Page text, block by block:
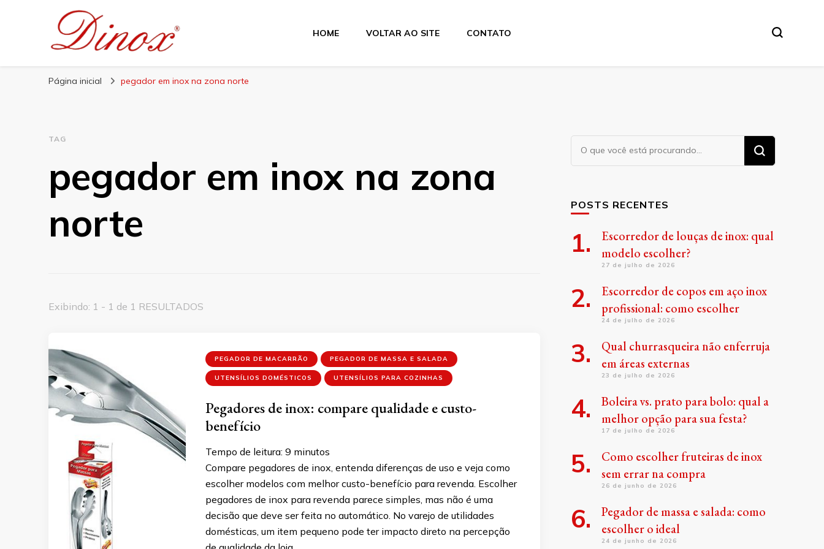
Blog Dinox
HOME VOLTAR AO SITE CONTATO
Página inicial pegador em inox na zona norte
TAG
pegador em inox na zona
norte
Exibindo: 1 - 1 de 1 RESULTADOS
PEGADOR DE MACARRÃO PEGADOR DE MASSA E SALADA
UTENSÍLIOS DOMÉSTICOS UTENSÍLIOS PARA COZINHAS
Pegadores de inox: compare qualidade e custo-
benefício
Tempo de leitura: 9 minutos
Compare pegadores de inox, entenda diferenças de uso e veja como
escolher modelos com melhor custo-benefício para revenda. Escolher
pegadores de inox para revenda parece simples, mas não é uma
decisão que deve ser feita no automático. No varejo de utilidades
domésticas, um item pequeno pode ter impacto direto na percepção
Procurando
algo?
POSTS RECENTES
Escorredor de louças de inox: qual
modelo escolher?
27 de julho de 2026
Escorredor de copos em aço inox
profissional: como escolher
24 de julho de 2026
Qual churrasqueira não enferruja
em áreas externas
23 de julho de 2026
Boleira vs. prato para bolo: qual a
melhor opção para sua festa?
17 de julho de 2026
Como escolher fruteiras de inox
sem errar na compra
26 de junho de 2026
Pegador de massa e salada: como
escolher o ideal
24 de junho de 2026